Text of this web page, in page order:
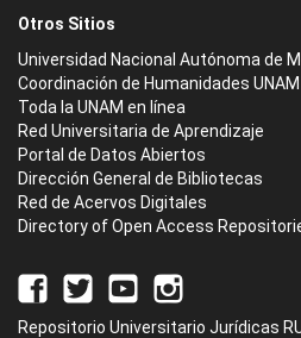
Otros Sitios
Universidad Nacional Autónoma de
Coordinación de Humanidades UNAM
Toda la UNAM en línea
Red Universitaria de Aprendizaje
Portal de Datos Abiertos
Dirección General de Bibliotecas
Red de Acervos Digitales
Directory of Open Access
Repositorio Universitario Jurídicas